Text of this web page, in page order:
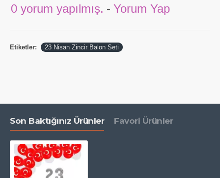
0 yorum yapılmış. - Yorum Yap
Etiketler: 23 Nisan Zincir Balon Seti
Son Baktığınız Ürünler Favori Ürünler